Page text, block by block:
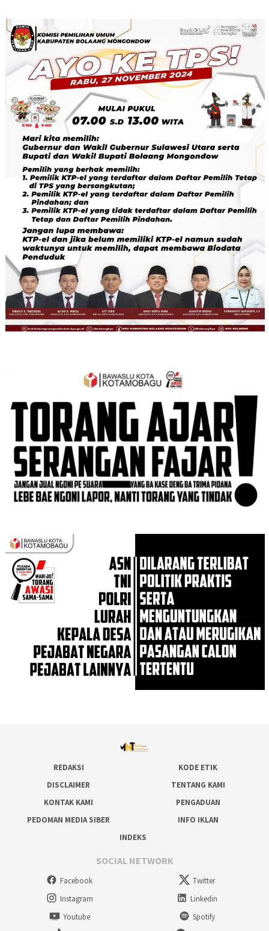
REDAKSI
KODE ETIK
DISCLAIMER
TENTANG KAMI
KONTAK KAMI
PENGADUAN
PEDOMAN MEDIA SIBER
INFO IKLAN
INDEKS
SOCIAL NETWORK
Facebook
Twitter
Instagram
Linkedin
Youtube
Spotify